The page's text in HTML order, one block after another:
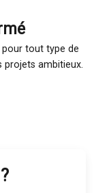
tout type de
projets ambitieux.